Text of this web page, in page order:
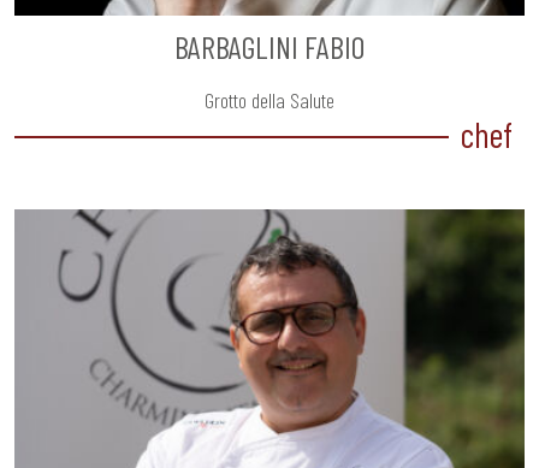
chef
BARBAGLINI FABIO
Grotto della Salute